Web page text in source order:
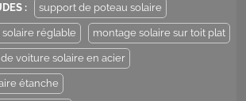
: support de poteau solaire
réglable montage solaire sur toit plat
voiture solaire en acier
étanche